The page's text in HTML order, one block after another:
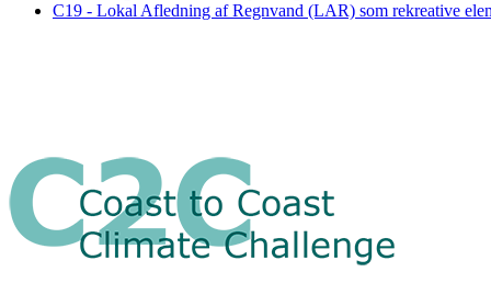
C19 - Lokal Afledning af Regnvand (LAR) som rekreative